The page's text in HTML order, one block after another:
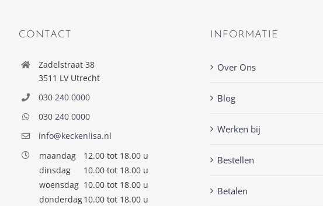
CONTACT
Zadelstraat 38
3511 LV Utrecht
030 240 0000
030 240 0000
info@keckenlisa.nl
maandag
12.00 tot 18.00 u
dinsdag
10.00 tot 18.00 u
woensdag 10.00 tot 18.00 u
donderdag10.00 tot 18.00 u
INFORMATIE
Over Ons
Blog
Werken bij
Bestellen
Betalen